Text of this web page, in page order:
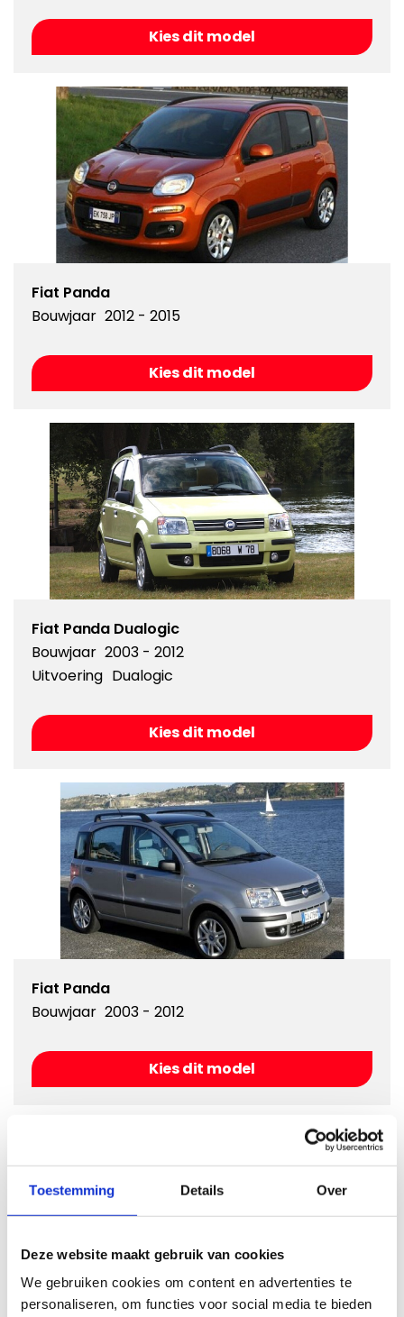
Toestemming Details Over
Deze website maakt gebruik van cookies
We gebruiken cookies om content en advertenties te
personaliseren, om functies voor social media te bieden
Kies dit model
Fiat Panda
Bouwjaar 2012 - 2015
Kies dit model
Fiat Panda Dualogic
Bouwjaar 2003 - 2012
Uitvoering Dualogic
Kies dit model
Fiat Panda
Bouwjaar 2003 - 2012
Kies dit model